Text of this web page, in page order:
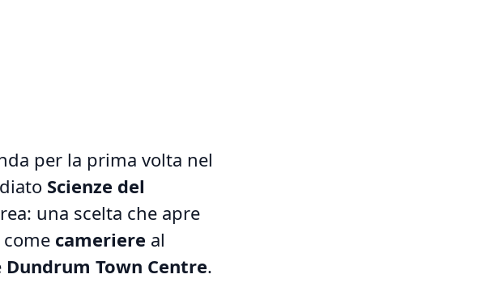
per la prima volta nel
Scienze del
una scelta che apre
cameriere al
Dundrum Town Centre.